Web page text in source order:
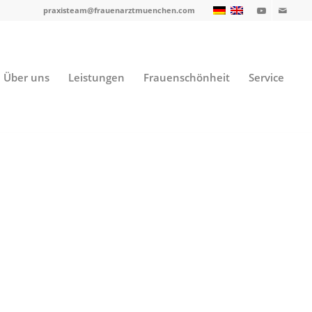
praxisteam@frauenarztmuenchen.com
Über uns Leistungen Frauenschönheit Service